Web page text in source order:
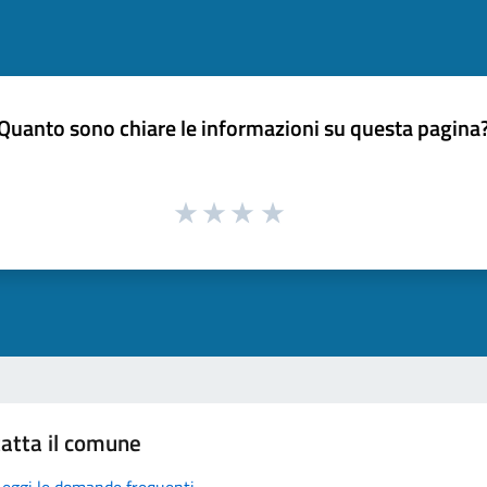
sono chiare le informazioni su questa
il comune